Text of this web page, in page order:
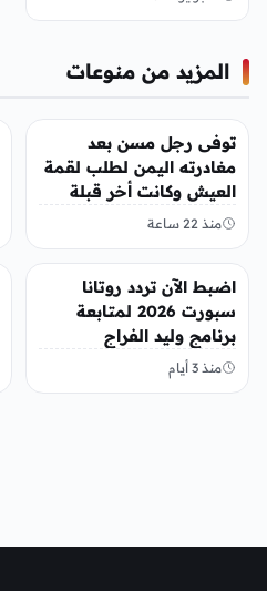
المزيد من منوعات
منوعات
توفى رجل مسن بعد
مغادرته اليمن لطلب لقمة
العيش وكانت أخر قبلة
يقدمها لإبنته
منذ 22 ساعة
منوعات
اضبط الآن تردد روتانا
سبورت 2026 لمتابعة
برنامج وليد الفراج
منذ 3 أيام